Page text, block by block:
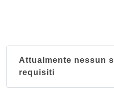
Attualmente nessun
requisiti